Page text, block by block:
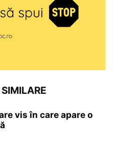
vis în care apare o